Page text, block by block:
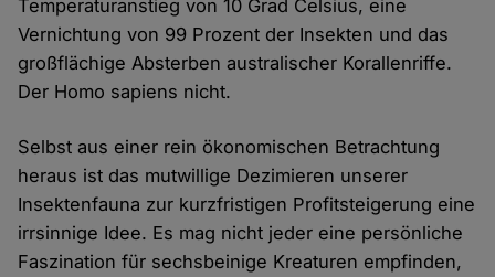
Temperaturanstieg von 10 Grad Celsius, eine
Vernichtung von 99 Prozent der Insekten und das
großflächige Absterben australischer Korallenriffe.
Der Homo sapiens nicht.
Selbst aus einer rein ökonomischen Betrachtung
heraus ist das mutwillige Dezimieren unserer
Insektenfauna zur kurzfristigen Profitsteigerung eine
irrsinnige Idee. Es mag nicht jeder eine persönliche
Faszination für sechsbeinige Kreaturen empfinden,